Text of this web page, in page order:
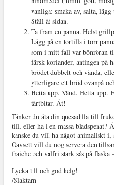
vanliga: smaka av, salta,
Ställ åt sidan.
Ta fram en panna. Helst
Lägg på en tortilla i torr
som i mitt fall var bönröran
färsk koriander, antingen på
brödet dubbelt och vända,
ytterligare ett bröd ovanpå
Hetta upp. Vänd. Hetta upp.
tårtbitar. Ät!
Tänker du äta din quesadilla till
till, eller ha i en massa bladspenat?
kanske du vill ha något animaliskt
Oavsett vill du nog servera den
fraiche och valfri stark sås på flaska
Lycka till och god helg!
/Slaktarn